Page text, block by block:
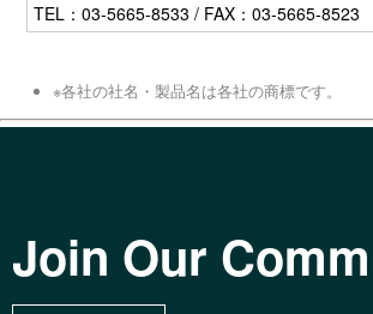
TEL：03-5665-8533 / FAX：03-5665-8523
※各社の社名・製品名は各社の商標です。
Join Our